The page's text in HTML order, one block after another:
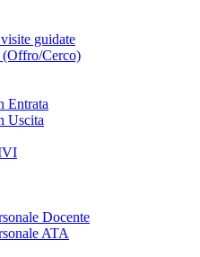
guidate
Cerco)
Entrata
Uscita
Docente
ATA